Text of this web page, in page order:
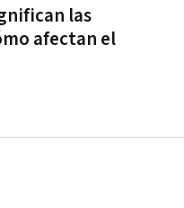
las
afectan el